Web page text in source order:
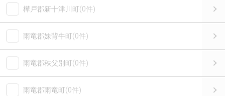
樺戸郡新十津川町(0件)
雨竜郡妹背牛町(0件)
雨竜郡秩父別町(0件)
雨竜郡雨竜町(0件)